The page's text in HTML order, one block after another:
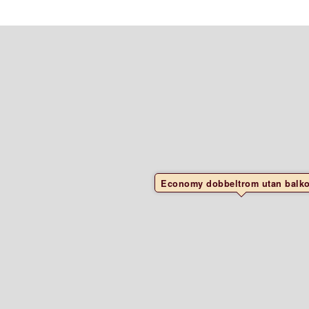
Economy dobbeltrom utan